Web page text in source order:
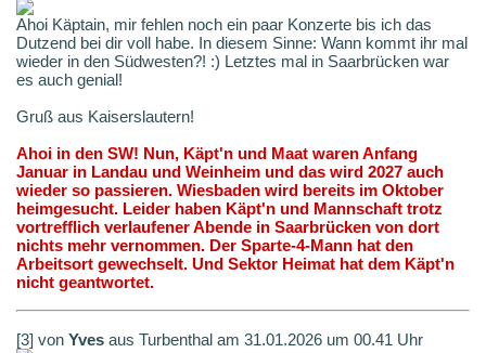
Ahoi Käptain, mir fehlen noch ein paar Konzerte bis ich das
Dutzend bei dir voll habe. In diesem Sinne: Wann kommt ihr mal
wieder in den Südwesten?! :) Letztes mal in Saarbrücken war
es auch genial!
Gruß aus Kaiserslautern!
Ahoi in den SW! Nun, Käpt'n und Maat waren Anfang
Januar in Landau und Weinheim und das wird 2027 auch
wieder so passieren. Wiesbaden wird bereits im Oktober
heimgesucht. Leider haben Käpt'n und Mannschaft trotz
vortrefflich verlaufener Abende in Saarbrücken von dort
nichts mehr vernommen. Der Sparte-4-Mann hat den
Arbeitsort gewechselt. Und Sektor Heimat hat dem Käpt'n
nicht geantwortet.
[3] von Yves aus Turbenthal am 31.01.2026 um 00.41 Uhr